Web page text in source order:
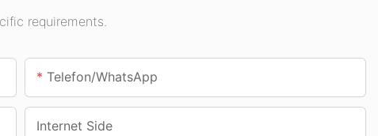
requirements.
Telefon/whatsApp
Internet Side